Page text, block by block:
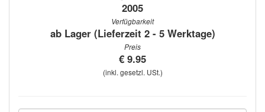
2005
Verfügbarkeit
ab Lager (Lieferzeit 2 - 5 Werktage)
Preis
€ 9.95
(inkl. gesetzl. USt.)